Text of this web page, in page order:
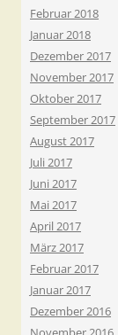
Februar 2018
Januar 2018
Dezember 2017
November 2017
Oktober 2017
September 2017
August 2017
Juli 2017
Juni 2017
Mai 2017
April 2017
März 2017
Februar 2017
Januar 2017
Dezember 2016